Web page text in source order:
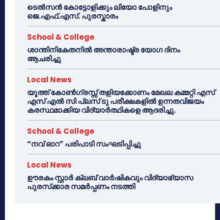
ടെൽസൻ കോട്ടോളിക്കും ലിയോ പോളിനും
ജെ.എഫ്.എസ്. പുരസ്കാരം
School & College
ശാന്തിനികേതനിൽ അന്താരാഷ്ട്ര യോഗ ദിനം
ആചരിച്ചു
Local News
യൂത്ത് കോൺഗ്രസ്സ് തളിയക്കോണം മേഖല കമ്മറ്റി എസ്
എസ് എൽ സി പ്ലസ് ടു പരീക്ഷകളിൽ ഉന്നതവിജയം
കരസ്ഥമാക്കിയ വിദ്യാർത്ഥികളെ ആദരിച്ചു.
School & College
“നവ് ഓറ” പരിപാടി സംഘടിപ്പിച്ചു
Local News
ഊരകം സ്റ്റാർ ക്ലബ് വാർഷികവും വിദ്യാഭ്യാസ
പുരസ്‌ക്കാര സമർപ്പണം നടത്തി